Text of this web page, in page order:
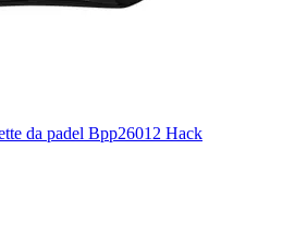
da padel Bpp26012 Hack